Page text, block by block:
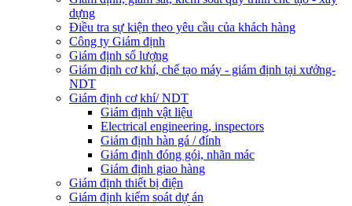
dựng
Điều tra sự kiện theo yêu cầu của khách hàng
Công ty Giám định
Giám định số lượng
Giám định cơ khí, chế tạo máy - giám định tại xưởng-
NDT
Giám định cơ khí/ NDT
Giám định vật liệu
Electrical engineering, inspectors
Giám định hàn gá / đính
Giám định đóng gói, nhãn mác
Giám định giao hàng
Giám định thiết bị điện
Giám định kiểm soát dự án